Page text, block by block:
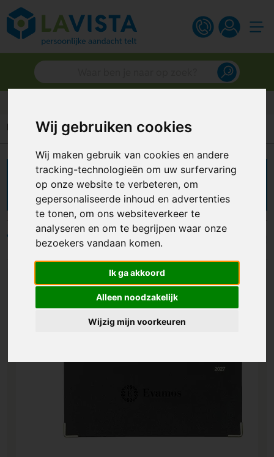
Wij gebruiken cookies
Wij maken gebruik van cookies en andere
tracking-technologieën om uw surfervaring
op onze website te verbeteren, om
gepersonaliseerde inhoud en advertenties
te tonen, om ons websiteverkeer te
analyseren en om te begrijpen waar onze
bezoekers vandaan komen.
Ik ga akkoord
Alleen noodzakelijk
Wijzig mijn voorkeuren
Home Kantoorartikelen Agenda's
Agenda's bedrukken
Filters